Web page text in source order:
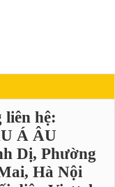
liên hệ:
Á ÂU
Dị, Phường
Hà Nội